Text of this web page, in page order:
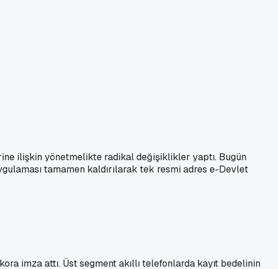
ilişkin yönetmelikte radikal değişiklikler yaptı. Bugün
tamamen kaldırılarak tek resmi adres e-Devlet
imza attı. Üst segment akıllı telefonlarda kayıt bedelinin